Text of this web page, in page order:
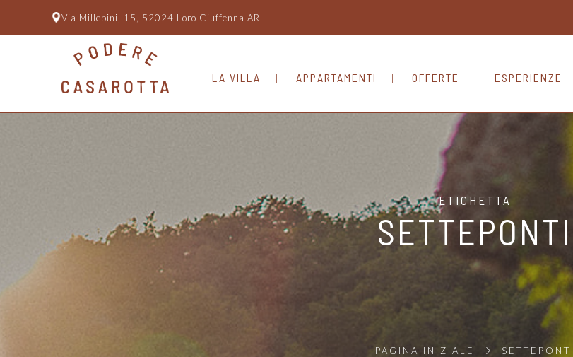
Via Millepini, 15, 52024 Loro Ciuffenna AR
LA VILLA APPARTAMENTI OFFERTE ESPERIENZE
ETICHETTA
SETTEPONTI
PAGINA INIZIALE SETTEPONTI